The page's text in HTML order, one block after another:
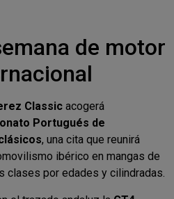
de motor
Classic acogerá
Portugués de
, una cita que reunirá
ibérico en mangas de
clases por edades y cilindradas.